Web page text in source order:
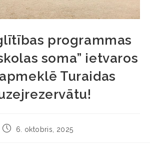
programmas
soma” ietvaros
Turaidas
6. oktobris, 2025